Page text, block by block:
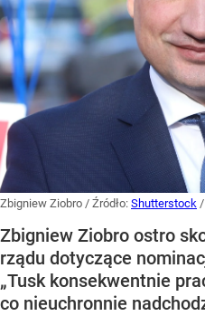
Zbigniew Ziobro / Źródło: Shutterstock /
Zbigniew Ziobro ostro
rządu dotyczące
„Tusk konsekwentnie
co nieuchronnie